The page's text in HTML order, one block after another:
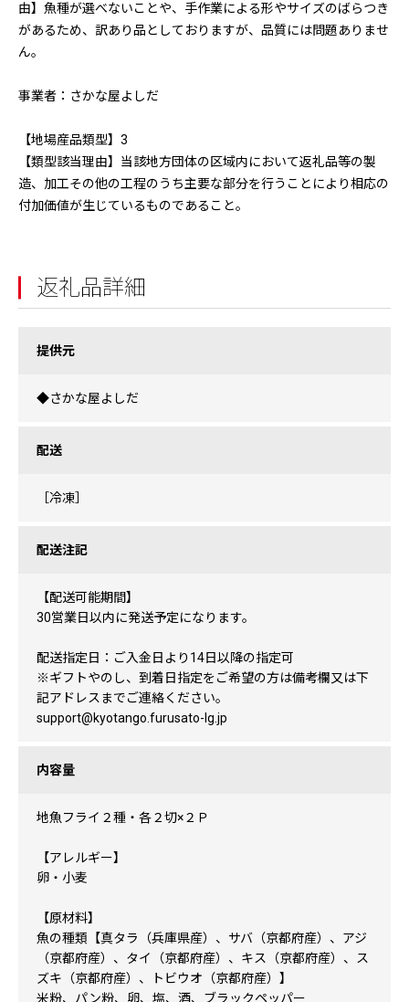
由】魚種が選べないことや、手作業による形やサイズのばらつき
があるため、訳あり品としておりますが、品質には問題ありませ
ん。
事業者：さかな屋よしだ
【地場産品類型】3
【類型該当理由】当該地方団体の区域内において返礼品等の製
造、加工その他の工程のうち主要な部分を行うことにより相応の
付加価値が生じているものであること。
返礼品詳細
提供元
◆さかな屋よしだ
配送
［冷凍］
配送注記
【配送可能期間】
30営業日以内に発送予定になります。
配送指定日：ご入金日より14日以降の指定可
※ギフトやのし、到着日指定をご希望の方は備考欄又は下
記アドレスまでご連絡ください。
support@kyotango.furusato-lg.jp
内容量
地魚フライ２種・各２切×２Ｐ
【アレルギー】
卵・小麦
【原材料】
魚の種類【真タラ（兵庫県産）、サバ（京都府産）、アジ
（京都府産）、タイ（京都府産）、キス（京都府産）、ス
ズキ（京都府産）、トビウオ（京都府産）】
米粉、パン粉、卵、塩、酒、ブラックペッパー